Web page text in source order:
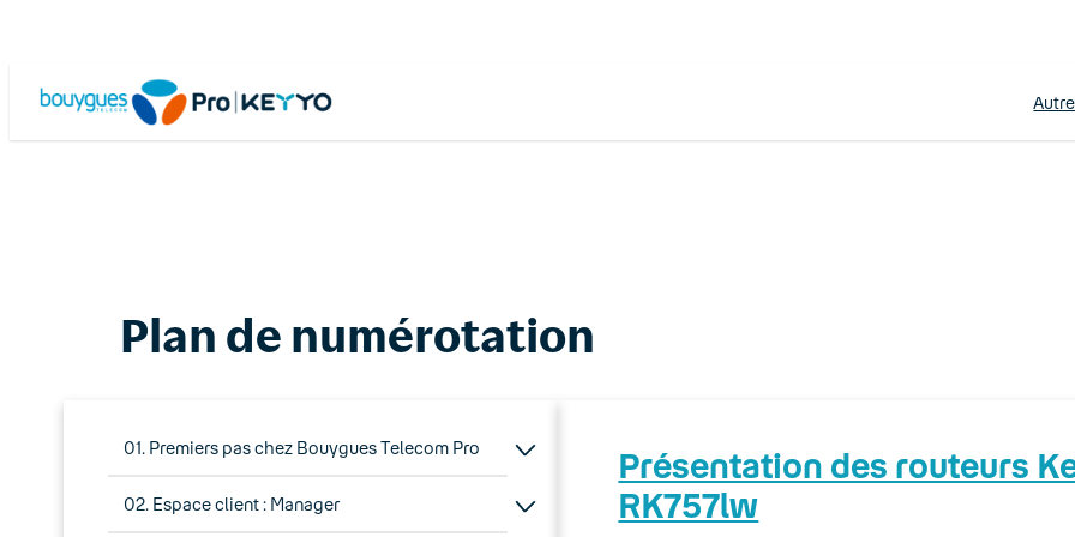
Autre
Plan de numérotation
01. Premiers pas chez Bouygues Telecom Pro
02. Espace client : Manager
Présentation des routeurs
RK757lw